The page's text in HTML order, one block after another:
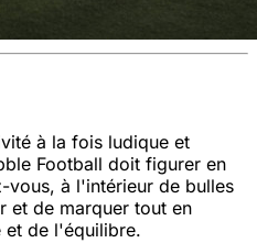
à la fois ludique et
Football doit figurer en
vous, à l'intérieur de bulles
et de marquer tout en
et de l'équilibre.